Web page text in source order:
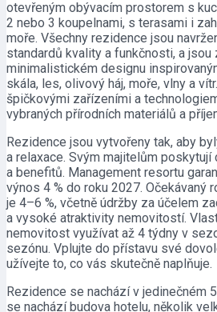
otevřeným obývacím prostorem s
2 nebo 3 koupelnami, s terasami i
moře. Všechny rezidence jsou
standardů kvality a funkčnosti, a
minimalistickém designu
skála, les, olivový háj, moře, vlny a
špičkovými zařízeními a
vybraných přírodních materiálů a
Rezidence jsou vytvořeny tak, aby
a relaxace. Svým majitelům poskytují
a benefitů. Management resortu
výnos 4 % do roku 2027. Očekávaný
je 4–6 %, včetně údržby za účelem
a vysoké atraktivity nemovitostí.
nemovitost využívat až 4 týdny v
sezónu. Vplujte do přístavu své
užívejte to, co vás skutečně naplňuje.
Rezidence se nachází v jedinečném
se nachází budova hotelu, několik